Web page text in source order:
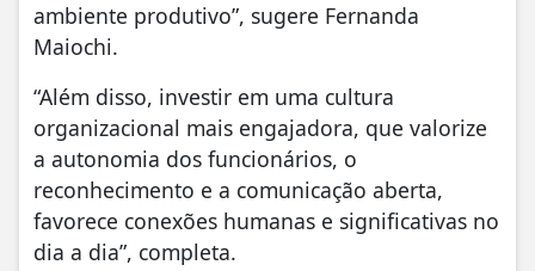
ambiente produtivo”, sugere Fernanda
Maiochi.
“Além disso, investir em uma cultura
organizacional mais engajadora, que valorize
a autonomia dos funcionários, o
reconhecimento e a comunicação aberta,
favorece conexões humanas e significativas no
dia a dia”, completa.